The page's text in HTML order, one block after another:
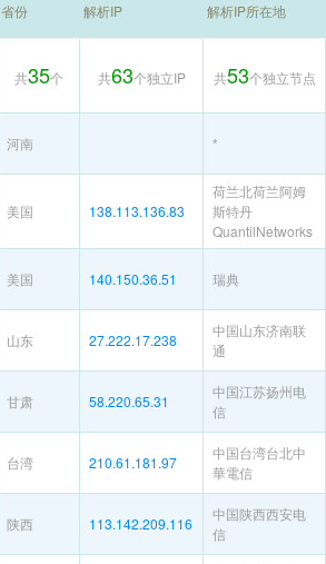
省份 解析IP 解析IP所在地
共35个 共63个独立IP 共53个独立节点
河南 *
美国 138.113.136.83
荷兰北荷兰阿姆
斯特丹
QuantilNetworks
美国 140.150.36.51 瑞典
山东 27.222.17.238
中国山东济南联
通
甘肃 58.220.65.31
中国江苏扬州电
信
台湾 210.61.181.97
中国台湾台北中
華電信
陕西 113.142.209.116
中国陕西西安电
信